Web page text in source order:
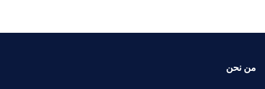
من نحن